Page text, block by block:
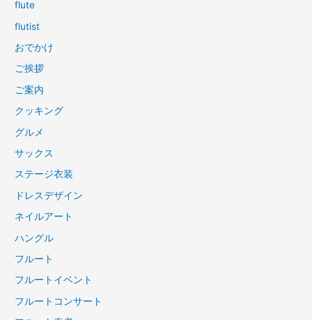
flute
flutist
おでかけ
ご挨拶
ご案内
クッキング
グルメ
サックス
ステージ衣装
ドレスデザイン
ネイルアート
ハングル
フルート
フルートイベント
フルートコンサート